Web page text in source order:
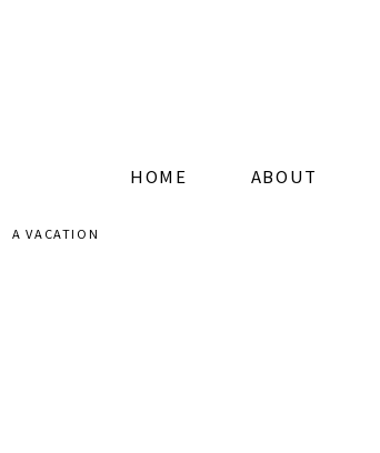
HOME ABOUT
A VACATION